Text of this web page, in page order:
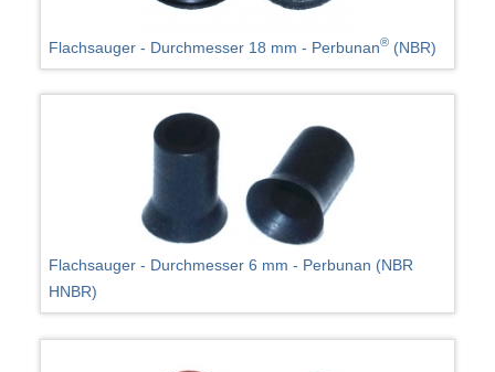
Flachsauger - Durchmesser 18 mm - Perbunan® (NBR)
Flachsauger - Durchmesser 6 mm - Perbunan (NBR
HNBR)